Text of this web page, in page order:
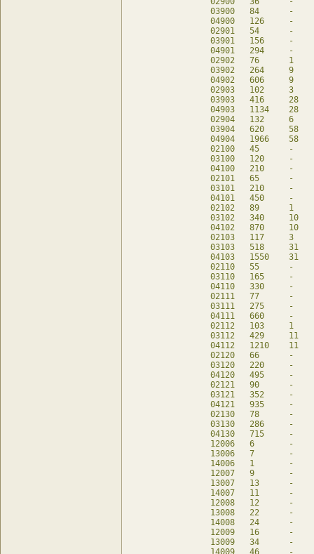
03900	84	-	84	db
04900	126	-	84	db
02901	54	-	54	db
03901	156	-	156	db
04901	294	-	156	db
02902	76	1	72	db
03902	264	9	228	db
04902	606	9	228	db
02903	102	3	90	db
03903	416	28	300	db
04903	1134	28	300	db
02904	132	6	108	db
03904	620	58	372	db
04904	1966	58	372	db
02100	45	-	45	db
03100	120	-	120	db
04100	210	-	120	db
02101	65	-	65	db
03101	210	-	210	db
04101	450	-	210	db
02102	89	1	85	db
03102	340	10	300	db
04102	870	10	300	db
02103	117	3	105	db
03103	518	31	390	db
04103	1550	31	390	db
02110	55	-	55	db
03110	165	-	165	db
04110	330	-	165	db
02111	77	-	77	db
03111	275	-	275	db
04111	660	-	275	db
02112	103	1	99	db
03112	429	11	385	db
04112	1210	11	385	db
02120	66	-	66	db
03120	220	-	220	db
04120	495	-	220	db
02121	90	-	90	db
03121	352	-	352	db
04121	935	-	352	db
02130	78	-	78	db
03130	286	-	286	db
04130	715	-	286	db
12006	6	-	6	db
13006	7	-	7	db
14006	1	-	1	db
12007	9	-	9	db
13007	13	-	13	db
14007	11	-	11	db
12008	12	-	12	db
13008	22	-	22	db
14008	24	-	24	db
12009	16	-	16	db
13009	34	-	34	db